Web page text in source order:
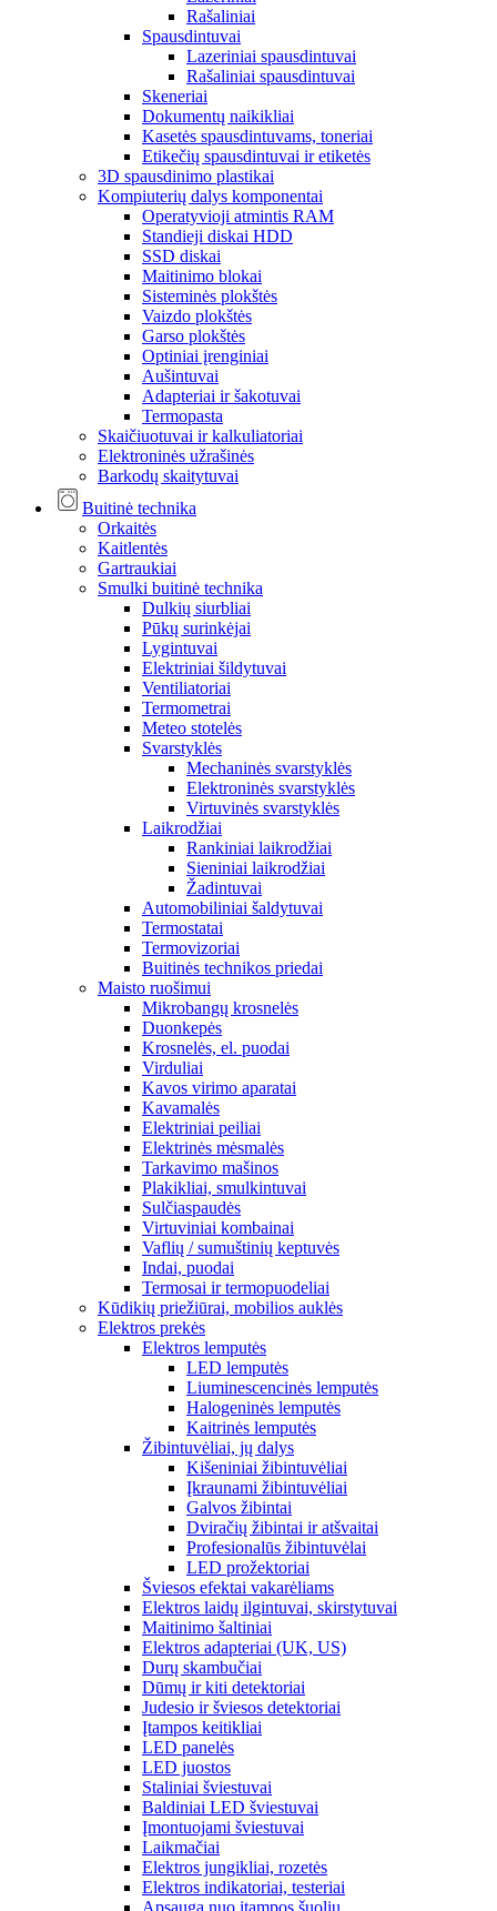
Rašaliniai
Spausdintuvai
Lazeriniai spausdintuvai
Rašaliniai spausdintuvai
Skeneriai
Dokumentų naikikliai
Kasetės spausdintuvams, toneriai
Etikečių spausdintuvai ir etiketės
3D spausdinimo plastikai
Kompiuterių dalys komponentai
Operatyvioji atmintis RAM
Standieji diskai HDD
SSD diskai
Maitinimo blokai
Sisteminės plokštės
Vaizdo plokštės
Garso plokštės
Optiniai įrenginiai
Aušintuvai
Adapteriai ir šakotuvai
Termopasta
Skaičiuotuvai ir kalkuliatoriai
Elektroninės užrašinės
Barkodų skaitytuvai
Buitinė technika
Orkaitės
Kaitlentės
Gartraukiai
Smulki buitinė technika
Dulkių siurbliai
Pūkų surinkėjai
Lygintuvai
Elektriniai šildytuvai
Ventiliatoriai
Termometrai
Meteo stotelės
Svarstyklės
Mechaninės svarstyklės
Elektroninės svarstyklės
Virtuvinės svarstyklės
Laikrodžiai
Rankiniai laikrodžiai
Sieniniai laikrodžiai
Žadintuvai
Automobiliniai šaldytuvai
Termostatai
Termovizoriai
Buitinės technikos priedai
Maisto ruošimui
Mikrobangų krosnelės
Duonkepės
Krosnelės, el. puodai
Virduliai
Kavos virimo aparatai
Kavamalės
Elektriniai peiliai
Elektrinės mėsmalės
Tarkavimo mašinos
Plakikliai, smulkintuvai
Sulčiaspaudės
Virtuviniai kombainai
Vaflių / sumuštinių keptuvės
Indai, puodai
Termosai ir termopuodeliai
Kūdikių priežiūrai, mobilios auklės
Elektros prekės
Elektros lemputės
LED lemputės
Liuminescencinės lemputės
Halogeninės lemputės
Kaitrinės lemputės
Žibintuvėliai, jų dalys
Kišeniniai žibintuvėliai
Įkraunami žibintuvėliai
Galvos žibintai
Dviračių žibintai ir atšvaitai
Profesionalūs žibintuvėlai
LED prožektoriai
Šviesos efektai vakarėliams
Elektros laidų ilgintuvai, skirstytuvai
Maitinimo šaltiniai
Elektros adapteriai (UK, US)
Durų skambučiai
Dūmų ir kiti detektoriai
Judesio ir šviesos detektoriai
Įtampos keitikliai
LED panelės
LED juostos
Staliniai šviestuvai
Baldiniai LED šviestuvai
Įmontuojami šviestuvai
Laikmačiai
Elektros jungikliai, rozetės
Elektros indikatoriai, testeriai
Apsauga nuo įtampos šuolių